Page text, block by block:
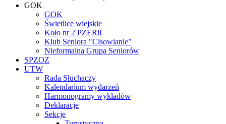
GOK
GOK
Świetlice wiejskie
Koło nr 2 PZERiI
Klub Seniora "Cisowianie"
Nieformalna Grupa Seniorów
SPZOZ
UTW
Rada Słuchaczy
Kalendarium wydarzeń
Harmonogramy wykładów
Deklaracje
Sekcje